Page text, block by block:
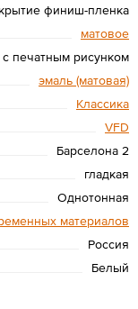
финиш-пленка
матовое
печатным рисунком
эмаль (матовая)
Классика
VFD
Барселона 2
гладкая
Однотонная
материалов
Россия
Белый